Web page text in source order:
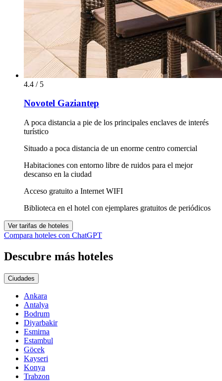
4.4 / 5
Novotel Gaziantep
A poca distancia a pie de los principales enclaves de interés
turístico
Situado a poca distancia de un enorme centro comercial
Habitaciones con entorno libre de ruidos para el mejor
descanso en la ciudad
Acceso gratuito a Internet WIFI
Biblioteca en el hotel con ejemplares gratuitos de periódicos
Ver tarifas de hoteles
Compara hoteles con ChatGPT
Descubre más hoteles
Ciudades
Ankara
Antalya
Bodrum
Diyarbakir
Esmirna
Estambul
Göcek
Kayseri
Konya
Trabzon